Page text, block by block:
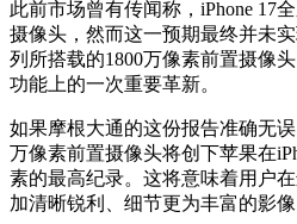
此前市场曾有传闻称，iPhone 17
摄像头，然而这一预期最终并未
列所搭载的1800万像素前置摄像
功能上的一次重要革新。
如果摩根大通的这份报告准确无
万像素前置摄像头将创下苹果在
素的最高纪录。这将意味着用户
加清晰锐利、细节更为丰富的影